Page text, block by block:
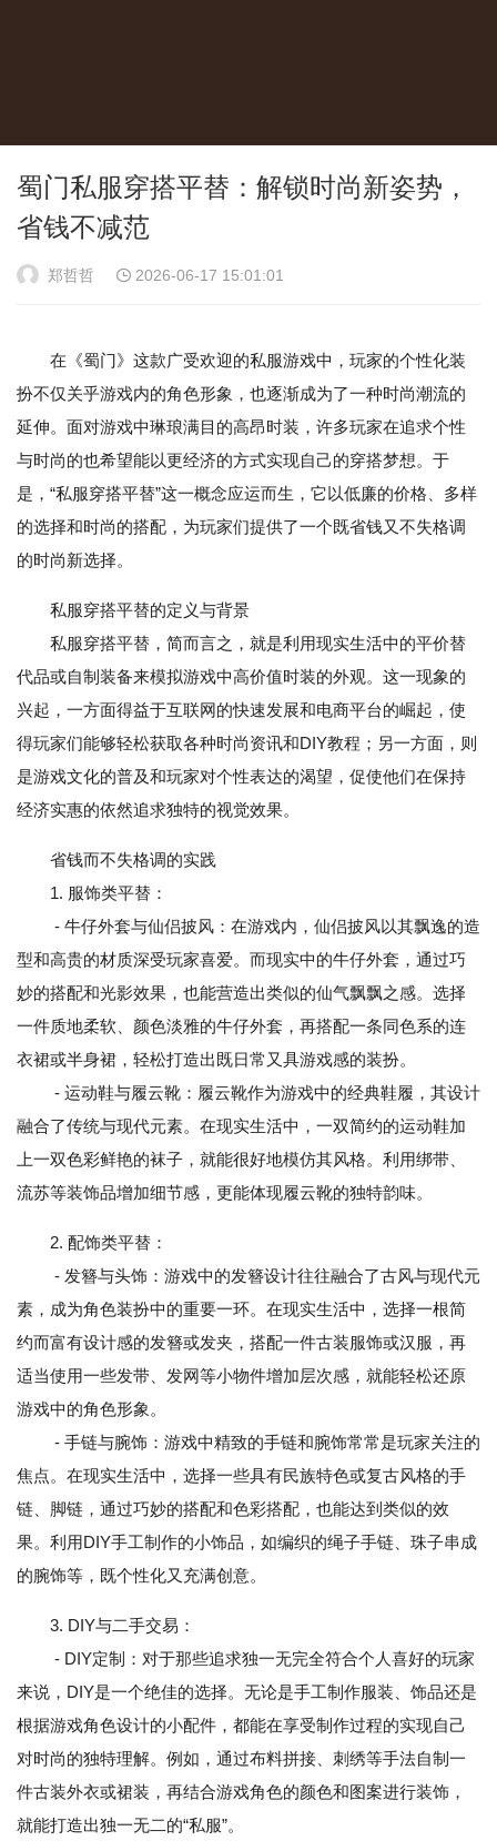
蜀门私服穿搭平替：解锁时尚新姿势，
省钱不减范
郑哲哲 2026-06-17 15:01:01
在《蜀门》这款广受欢迎的私服游戏中，玩家的个性化装
扮不仅关乎游戏内的角色形象，也逐渐成为了一种时尚潮流的
延伸。面对游戏中琳琅满目的高昂时装，许多玩家在追求个性
与时尚的也希望能以更经济的方式实现自己的穿搭梦想。于
是，“私服穿搭平替”这一概念应运而生，它以低廉的价格、多样
的选择和时尚的搭配，为玩家们提供了一个既省钱又不失格调
的时尚新选择。
私服穿搭平替的定义与背景
私服穿搭平替，简而言之，就是利用现实生活中的平价替
代品或自制装备来模拟游戏中高价值时装的外观。这一现象的
兴起，一方面得益于互联网的快速发展和电商平台的崛起，使
得玩家们能够轻松获取各种时尚资讯和DIY教程；另一方面，则
是游戏文化的普及和玩家对个性表达的渴望，促使他们在保持
经济实惠的依然追求独特的视觉效果。
省钱而不失格调的实践
1. 服饰类平替：
- 牛仔外套与仙侣披风：在游戏内，仙侣披风以其飘逸的造
型和高贵的材质深受玩家喜爱。而现实中的牛仔外套，通过巧
妙的搭配和光影效果，也能营造出类似的仙气飘飘之感。选择
一件质地柔软、颜色淡雅的牛仔外套，再搭配一条同色系的连
衣裙或半身裙，轻松打造出既日常又具游戏感的装扮。
- 运动鞋与履云靴：履云靴作为游戏中的经典鞋履，其设计
融合了传统与现代元素。在现实生活中，一双简约的运动鞋加
上一双色彩鲜艳的袜子，就能很好地模仿其风格。利用绑带、
流苏等装饰品增加细节感，更能体现履云靴的独特韵味。
2. 配饰类平替：
- 发簪与头饰：游戏中的发簪设计往往融合了古风与现代元
素，成为角色装扮中的重要一环。在现实生活中，选择一根简
约而富有设计感的发簪或发夹，搭配一件古装服饰或汉服，再
适当使用一些发带、发网等小物件增加层次感，就能轻松还原
游戏中的角色形象。
- 手链与腕饰：游戏中精致的手链和腕饰常常是玩家关注的
焦点。在现实生活中，选择一些具有民族特色或复古风格的手
链、脚链，通过巧妙的搭配和色彩搭配，也能达到类似的效
果。利用DIY手工制作的小饰品，如编织的绳子手链、珠子串成
的腕饰等，既个性化又充满创意。
3. DIY与二手交易：
- DIY定制：对于那些追求独一无完全符合个人喜好的玩家
来说，DIY是一个绝佳的选择。无论是手工制作服装、饰品还是
根据游戏角色设计的小配件，都能在享受制作过程的实现自己
对时尚的独特理解。例如，通过布料拼接、刺绣等手法自制一
件古装外衣或裙装，再结合游戏角色的颜色和图案进行装饰，
就能打造出独一无二的“私服”。